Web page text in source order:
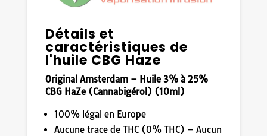
Détails et
caractéristiques de
l'huile CBG Haze
Original Amsterdam – Huile 3% à 25%
CBG HaZe (Cannabigérol) (10ml)
100% légal en Europe
Aucune trace de THC (0% THC) – Aucun